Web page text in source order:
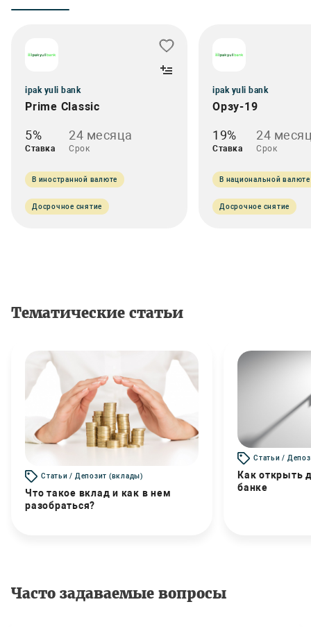
ipak yuli bank
Prime Classic
5%
Ставка
24 месяца
Срок
В иностранной валюте
Досрочное снятие
ipak yuli bank
Орзу-19
19%
Ставка
24
Срок
В национальной валюте
Досрочное снятие
Тематические статьи
Статьи / Депозит (вклады)
Что такое вклад и как в нем
разобраться?
Статьи /
Как открыть
банке
Часто задаваемые вопросы